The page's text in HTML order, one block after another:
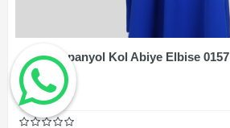
Aliyah İspanyol Kol Abiye Elbise 0157
899,00₺